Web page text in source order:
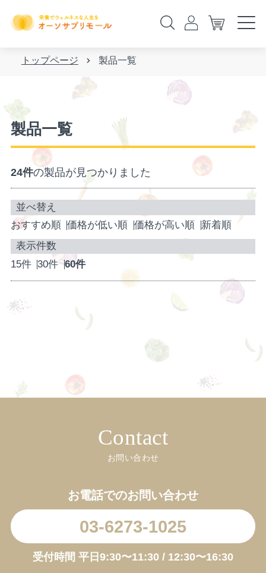
トップページ 製品一覧
製品一覧
24件の製品が見つかりました
おすすめ順 価格が低い順 価格が高い順 新着順
15件 30件 60件
Contact
お問い合わせ
お電話でのお問い合わせ
03-6273-1025
受付時間 平日9:30〜11:30 / 12:30〜16:30